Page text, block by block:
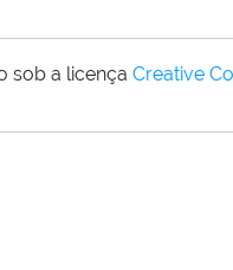
sob a licença Creative